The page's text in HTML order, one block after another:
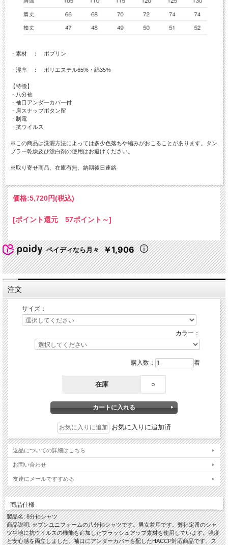
・素材 ： ポプリン
・混率 ： ポリエステル65%・綿35%
【特徴】
・八分袖
・袖口アンダーカバー付
・肩スナップボタン留
・制電
・抗ウイルス
※この商品は洗濯方法によっては多少色落ちや縮みがおこることがあります。タン
ブラー乾燥及び漂白剤の使用はお避けください。
※取り寄せ商品、在庫有無、納期後日連絡
価格:5,720円(税込)
[ポイント還元 57ポイント～]
ペイディなら月々 ￥1,906
注文
サイズ：
カラー：
購入数： 着
在庫 ○
お気に入りに追加済
返品についての詳細はこちら
お問い合わせ
友達にメールですすめる
商品仕様
製品名: 8分袖シャツ
商品説明: セブンユニフォームの八分袖シャツです。男女兼用です。弊社定番のシャ
ツ生地に抗ウイルスの機能を追加したブラッシュアップ素材を使用しています。強度
と安心感を両立しました。袖口にアンダーカバーを配したHACCP対応商品です。ス